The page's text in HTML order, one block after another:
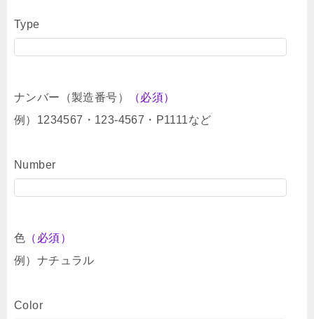
Type
ナンバー（製造番号）
（必須）
例）1234567・123-4567・P1111など
Number
色 （必須）
例）ナチュラル
Color